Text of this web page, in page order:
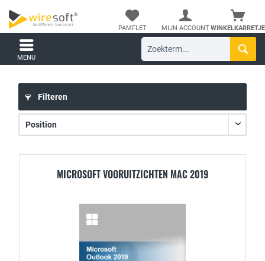
WINKELKARRETJE
PAMFLET MIJN ACCOUNT
MENU
Filteren
MICROSOFT VOORUITZICHTEN MAC 2019